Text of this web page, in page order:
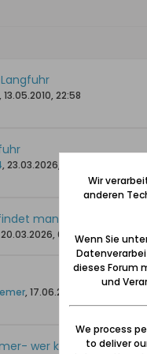
, 13.05.2010, 22:58
, 23.03.2026, 16:13
man die
20.03.2026, 09:30
, 17.06.2009, 21:55
wer kann helfen?
Wir
anderen
Wenn Sie
dieses Forum
und
We process
to deliver